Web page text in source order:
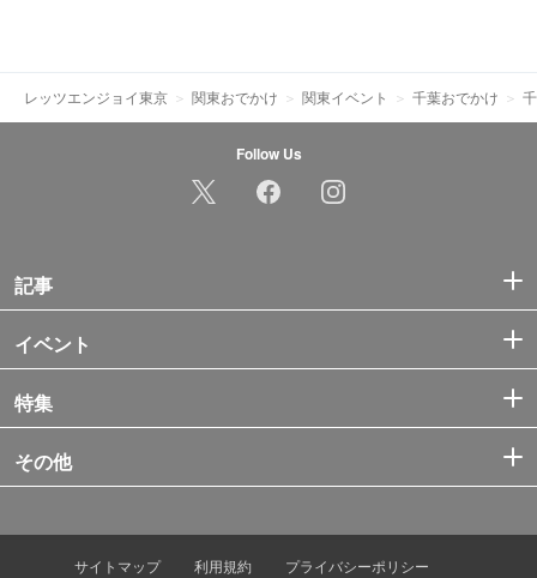
レッツエンジョイ東京 関東おでかけ 関東イベント 千葉おでかけ
Follow Us
記事
イベント
特集
その他
サイトマップ 利用規約 プライバシーポリシー